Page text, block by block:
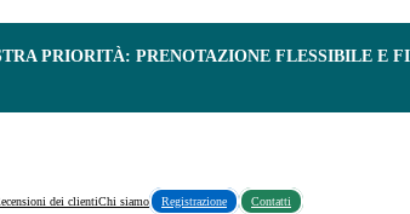
PRIORITÀ: PRENOTAZIONE FLESSIBILE E
dei clientiChi siamo Registrazione Contatti